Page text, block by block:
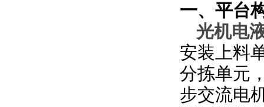
一、平台
光机电
安装上料
分拣单元
步交流电